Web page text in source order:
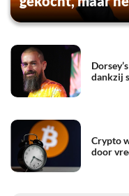
dankzij
Crypto
door